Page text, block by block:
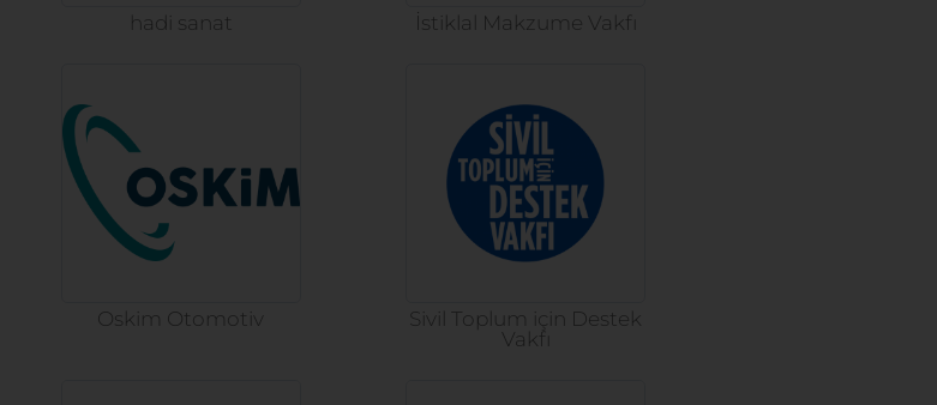
hadi sanat İstiklal Makzume Vakfı
Oskim Otomotiv
Sivil Toplum için Destek
Vakfı